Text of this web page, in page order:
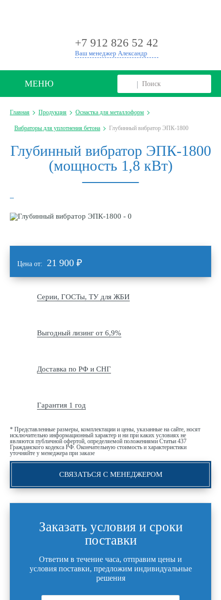
+7 912 826 52 42
Ваш менеджер Александр
МЕНЮ
Главная Продукция Оснастка для металлоформ
Вибраторы для уплотнения бетона Глубинный вибратор ЭПК-1800
Глубинный вибратор ЭПК-1800
(мощность 1,8 кВт)
Цена от: 21 900 ₽
Серии, ГОСТы, ТУ для ЖБИ
Выгодный лизинг от 6,9%
Доставка по РФ и СНГ
Гарантия 1 год
* Представленные размеры, комплектации и цены, указанные на сайте, носят
исключительно информационный характер и ни при каких условиях не
являются публичной офертой, определяемой положениями Статьи 437
Гражданского кодекса РФ. Окончательную стоимость и характеристики
уточняйте у менеджера при заказе
СВЯЗАТЬСЯ С МЕНЕДЖЕРОМ
Заказать условия и сроки
поставки
Ответим в течение часа, отправим цены и
условия поставки, предложим индивидуальные
решения